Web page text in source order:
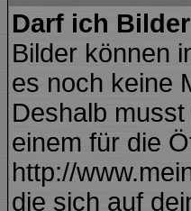
Darf ich
Bilder können
es noch keine
Deshalb
einem für die
http://
die sich auf